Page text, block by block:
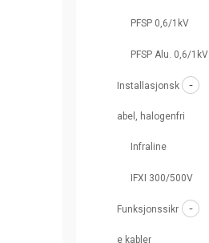
PFSP 0,6/1kV
PFSP Alu. 0,6/1kV
Installasjonsk
abel, halogenfri
Infraline
IFXI 300/500V
Funksjonssikr
e kabler